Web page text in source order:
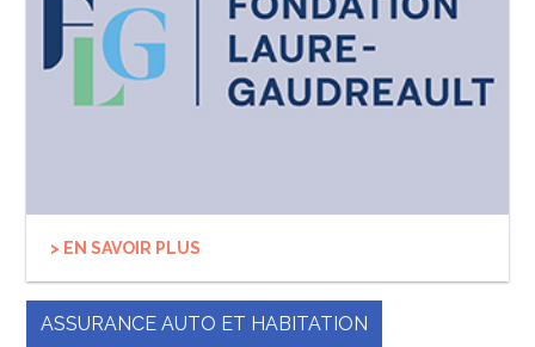
> EN SAVOIR PLUS
ASSURANCE AUTO ET HABITATION